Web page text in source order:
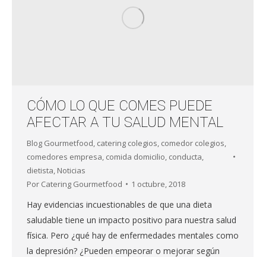
CÓMO LO QUE COMES PUEDE
AFECTAR A TU SALUD MENTAL
Blog Gourmetfood, catering colegios, comedor colegios,
comedores empresa, comida domicilio, conducta,
dietista, Noticias
Por Catering Gourmetfood 1 octubre, 2018
Hay evidencias incuestionables de que una dieta
saludable tiene un impacto positivo para nuestra salud
física. Pero ¿qué hay de enfermedades mentales como
la depresión? ¿Pueden empeorar o mejorar según